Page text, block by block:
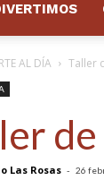
AL DÍA Taller
Las Rosas - 26